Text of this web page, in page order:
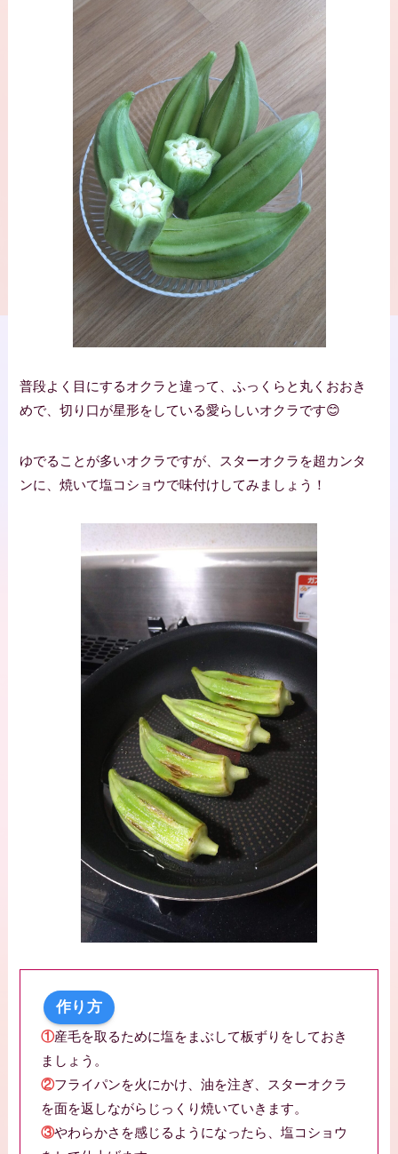
普段よく目にするオクラと違って、ふっくらと丸くおおき
めで、切り口が星形をしている愛らしいオクラです😊
ゆでることが多いオクラですが、スターオクラを超カンタ
ンに、焼いて塩コショウで味付けしてみましょう！
作り方
①産毛を取るために塩をまぶして板ずりをしておき
ましょう。
②フライパンを火にかけ、油を注ぎ、スターオクラ
を面を返しながらじっくり焼いていきます。
③やわらかさを感じるようになったら、塩コショウ